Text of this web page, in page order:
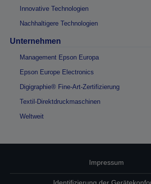
Innovative Technologien
Nachhaltigere Technologien
Unternehmen
Management Epson Europa
Epson Europe Electronics
Digigraphie® Fine-Art-Zertifizierung
Textil-Direktdruckmaschinen
Weltweit
Impressum